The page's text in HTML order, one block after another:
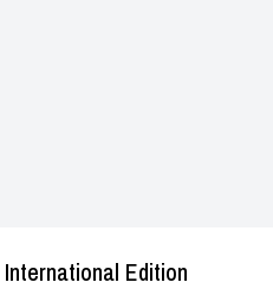
International Edition